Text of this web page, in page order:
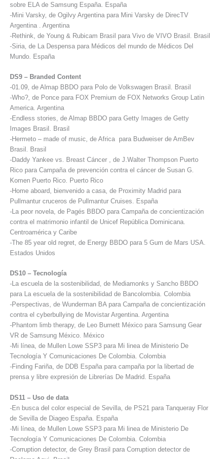
sobre ELA de Samsung España. España
-Mini Varsky, de Ogilvy Argentina para Mini Varsky de DirecTV
Argentina . Argentina
-Rethink, de Young & Rubicam Brasil para Vivo de VIVO Brasil. Brasil
-Siria, de La Despensa para Médicos del mundo de Médicos Del
Mundo. España
DS9 – Branded Content
-01.09, de Almap BBDO para Polo de Volkswagen Brasil. Brasil
-Who?, de Ponce para FOX Premium de FOX Networks Group Latin
America. Argentina
-Endless stories, de Almap BBDO para Getty Images de Getty
Images Brasil. Brasil
-Hermeto – made of music, de Africa para Budweiser de AmBev
Brasil. Brasil
-Daddy Yankee vs. Breast Cáncer , de J.Walter Thompson Puerto
Rico para Campaña de prevención contra el cáncer de Susan G.
Komen Puerto Rico. Puerto Rico
-Home aboard, bienvenido a casa, de Proximity Madrid para
Pullmantur cruceros de Pullmantur Cruises. España
-La peor novela, de Pagés BBDO para Campaña de concientización
contra el matrimonio infantil de Unicef República Dominicana.
Centroamérica y Caribe
-The 85 year old regret, de Energy BBDO para 5 Gum de Mars USA.
Estados Unidos
DS10 – Tecnología
-La escuela de la sostenibilidad, de Mediamonks y Sancho BBDO
para La escuela de la sostenibilidad de Bancolombia. Colombia
-Perspectivas, de Wunderman BA para Campaña de concientización
contra el cyberbullying de Movistar Argentina. Argentina
-Phantom limb therapy, de Leo Burnett México para Samsung Gear
VR de Samsung México. México
-Mi línea, de Mullen Lowe SSP3 para Mi linea de Ministerio De
Tecnología Y Comunicaciones De Colombia. Colombia
-Finding Fariña, de DDB España para campaña por la libertad de
prensa y libre expresión de Librerías De Madrid. España
DS11 – Uso de data
-En busca del color especial de Sevilla, de PS21 para Tanqueray Flor
de Sevilla de Diageo España. España
-Mi línea, de Mullen Lowe SSP3 para Mi linea de Ministerio De
Tecnología Y Comunicaciones De Colombia. Colombia
-Corruption detector, de Grey Brasil para Corruption detector de